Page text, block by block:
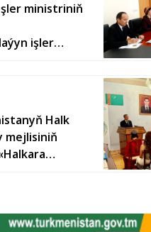
ministriniň
işler
Halk
mejlisiniň